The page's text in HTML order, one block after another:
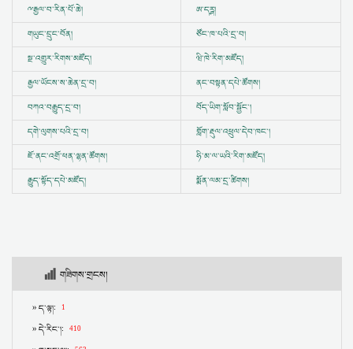
ྋརྒྱལ་བ་རིན་པོ་ཆེ།
ཨ་དཪྴ།
གཡུང་དྲུང་བོན།
ཙོང་ཁ་པའི་དྲ་བ།
སྔ་འགྱུར་རིགས་མཛོད།
ཝི་ཁེ་རིག་མཛོད།
རྒྱལ་ཡོངས་ས་ཆེན་དྲ་བ།
ནང་བསྟན་དཔེ་ཚོགས།
བཀའ་བརྒྱུད་དྲ་བ།
བོད་ཡིག་སློབ་སྦྱོང་།
དགེ་ལུགས་པའི་དྲ་བ།
གློག་རྡུལ་འཕྲུལ་དེབ་ཁང་།
ཇོ་ནང་འགྲོ་ཕན་ལྷན་ཚོགས།
ཧི་མ་ལ་ཡའི་རིག་མཛོད།
རྒྱུད་སྟོད་དཔེ་མཛོད།
སྨོན་ལམ་དྲ་ཚིགས།